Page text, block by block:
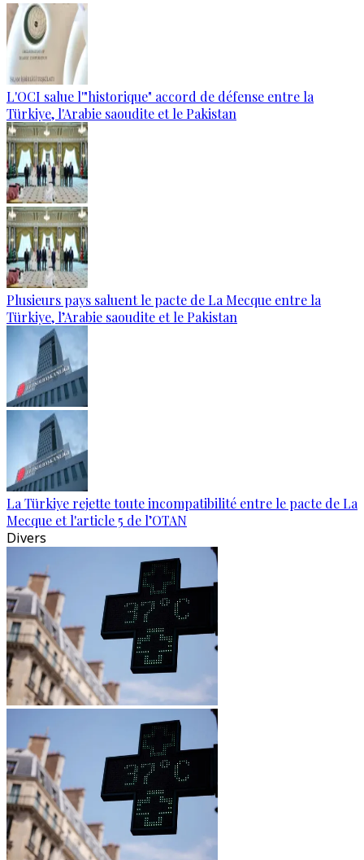
L'OCI salue l'"historique" accord de défense entre la
Türkiye, l'Arabie saoudite et le Pakistan
Plusieurs pays saluent le pacte de La Mecque entre la
Türkiye, l’Arabie saoudite et le Pakistan
La Türkiye rejette toute incompatibilité entre le pacte de La
Mecque et l'article 5 de l’OTAN
Divers